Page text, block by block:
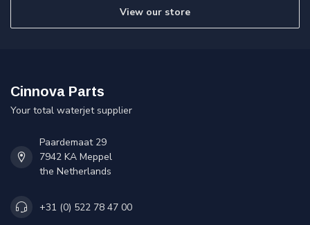
View our store
Cinnova Parts
Your total waterjet supplier
Paardemaat 29
7942 KA Meppel
the Netherlands
+31 (0) 522 78 47 00